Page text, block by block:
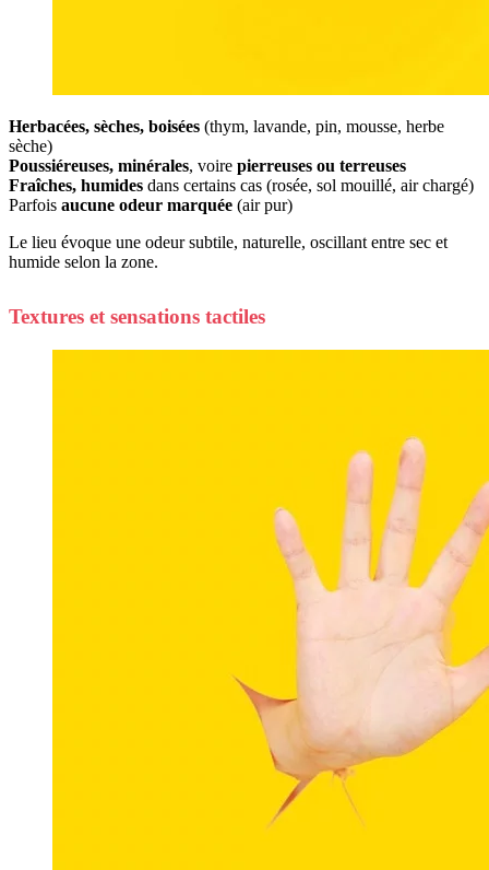
Herbacées, sèches, boisées (thym, lavande, pin, mousse, herbe
sèche)
Poussiéreuses, minérales, voire pierreuses ou terreuses
Fraîches, humides dans certains cas (rosée, sol mouillé, air chargé)
Parfois aucune odeur marquée (air pur)
Le lieu évoque une odeur subtile, naturelle, oscillant entre sec et
humide selon la zone.
Textures et sensations tactiles